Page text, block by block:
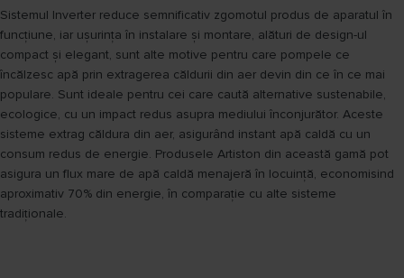
Sistemul Inverter reduce semnificativ zgomotul produs de aparatul în
funcțiune, iar ușurința în instalare și montare, alături de design-ul
compact și elegant, sunt alte motive pentru care pompele ce
încălzesc apă prin extragerea căldurii din aer devin din ce în ce mai
populare. Sunt ideale pentru cei care caută alternative sustenabile,
ecologice, cu un impact redus asupra mediului înconjurător. Aceste
sisteme extrag căldura din aer, asigurând instant apă caldă cu un
consum redus de energie. Produsele Artiston din această gamă pot
asigura un flux mare de apă caldă menajeră în locuință, economisind
aproximativ 70% din energie, în comparație cu alte sisteme
tradiționale.